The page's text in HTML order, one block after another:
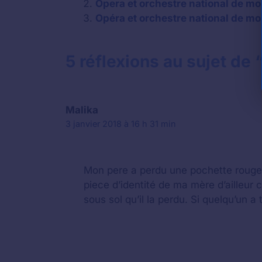
Opera et orchestre national de
Opéra et orchestre national de
5 réflexions au sujet de
Malika
3 janvier 2018 à 16 h 31 min
Mon pere a perdu une pochette
piece d’identité de ma mère d’ailleur
sous sol qu’il la perdu. Si quelqu’un